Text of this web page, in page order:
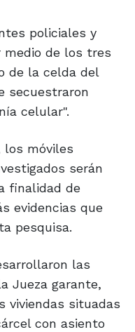
policiales y
medio de los tres
de la celda del
secuestraron
celular".
los móviles
serán
finalidad de
evidencias que
pesquisa.
las
Jueza garante,
viviendas situadas
con asiento